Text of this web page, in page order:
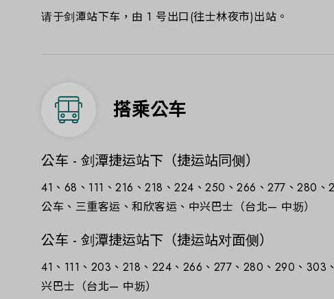
请于剑潭站下车，由 1 号出口(往士林夜市)出站。
搭乘公车
公车 - 剑潭捷运站下（捷运站同侧）
41、68、111、216、218、224、250、266、277、280
公车、三重客运、和欣客运、中兴巴士（台北— 中坜）
公车 - 剑潭捷运站下（捷运站对面侧）
41、111、203、218、224、266、277、280、290、
兴巴士（台北— 中坜）